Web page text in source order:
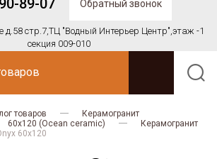
89-07 Обратный звонок
д.58 стр.7,ТЦ "Водный Интерьер Центр",этаж -1
секция 009-010
товаров
Керамогранит
60х120 (Ocean ceramic)
Керамогранит
60х120